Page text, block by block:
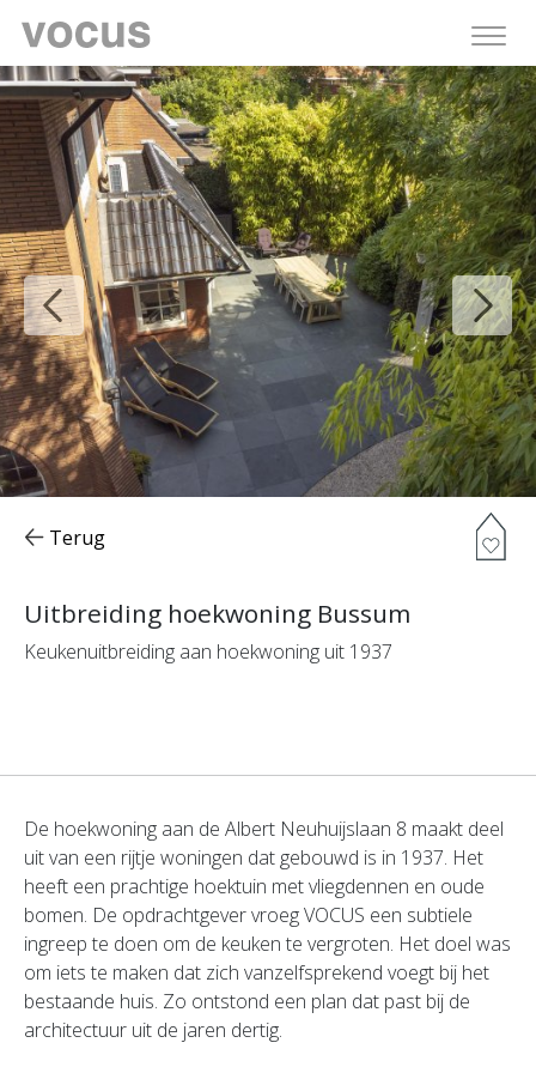
Uitbreiding hoekwoning Bussum
Keukenuitbreiding aan hoekwoning uit 1937
Terug
De hoekwoning aan de Albert Neuhuijslaan 8 maakt deel
uit van een rijtje woningen dat gebouwd is in 1937. Het
heeft een prachtige hoektuin met vliegdennen en oude
bomen. De opdrachtgever vroeg VOCUS een subtiele
ingreep te doen om de keuken te vergroten. Het doel was
om iets te maken dat zich vanzelfsprekend voegt bij het
bestaande huis. Zo ontstond een plan dat past bij de
architectuur uit de jaren dertig.